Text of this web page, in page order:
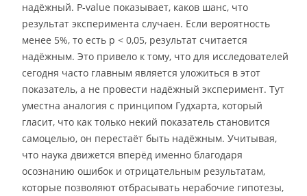
надёжный. P-value показывает, каков шанс, что
результат эксперимента случаен. Если вероятность
менее 5%, то есть p < 0,05, результат считается
надёжным. Это привело к тому, что для исследователей
сегодня часто главным является уложиться в этот
показатель, а не провести надёжный эксперимент. Тут
уместна аналогия с принципом Гудхарта, который
гласит, что как только некий показатель становится
самоцелью, он перестаёт быть надёжным. Учитывая,
что наука движется вперёд именно благодаря
осознанию ошибок и отрицательным результатам,
которые позволяют отбрасывать нерабочие гипотезы,